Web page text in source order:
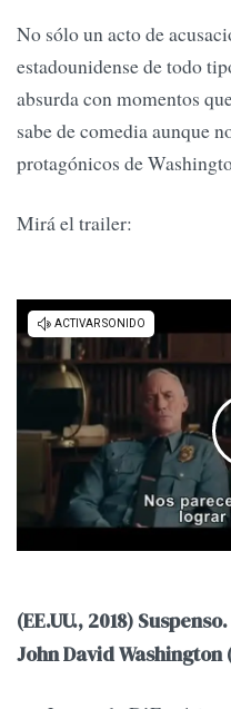
No sólo un acto de
estadounidense de todo
absurda con momentos
sabe de comedia aunque
protagónicos de
Mirá el trailer:
(EE.UU., 2018)
John David Washington